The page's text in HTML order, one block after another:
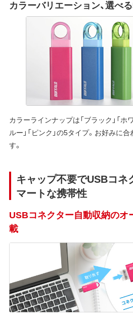
カラーバリエーション、選べ
カラーラインナップは「ブラック」「ホ
ルー」「ピンク」の5タイプ。お好みに
す。
キャップ不要でUSBコネ
マートな携帯性
USBコネクター自動収納のオ
載